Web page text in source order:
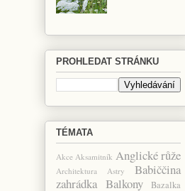
PROHLEDAT STRÁNKU
TÉMATA
Akce Aksamitník Anglické růže
Architektura Astry
Babiččina
zahrádka Balkony Bazalka